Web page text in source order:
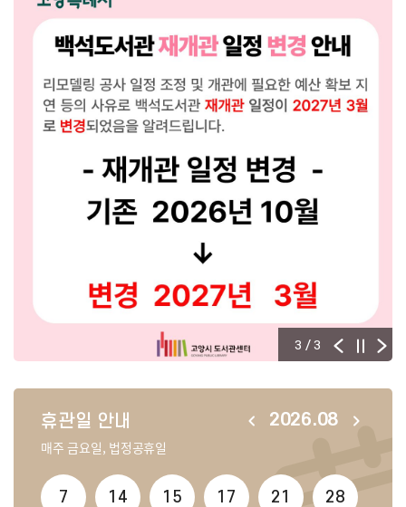
료의 최신성 등을 종합적으로 고려하여 이용 수요가 높은
신간도서와 기본 자료를 신중히 선정·구입하겠습니다.
한 해 동안 희망도서 서비스를 이용해 주셔서 감사합니
리며, 2027년도 서비스 재개 일정은 추후 별도로 안내하
겠습니다.
3 / 3
휴관일 안내 2026.08
매주 금요일, 법정공휴일
7 14 15 17 21 28